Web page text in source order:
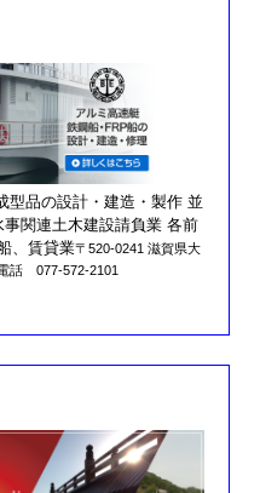
しました。
ーアルが完了しました。
型品の設計・建造・製作 並
関連土木建設請負業 各前
、賃貸業〒520-0241 滋賀県大
話 077-572-2101